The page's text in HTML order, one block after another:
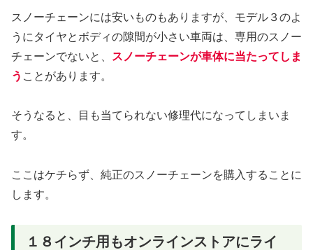
スノーチェーンには安いものもありますが、モデル３のよ
うにタイヤとボディの隙間が小さい車両は、専用のスノー
チェーンでないと、
スノーチェーンが車体に当たってしま
う ことがあります。
そうなると、目も当てられない修理代になってしまいま
す。
ここはケチらず、純正のスノーチェーンを購入することに
します。
１８インチ用もオンラインストアにライ